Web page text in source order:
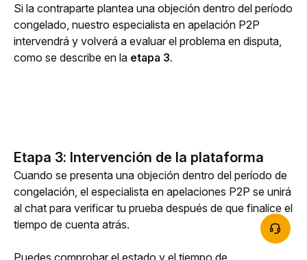
Si la contraparte plantea una objeción dentro del período
congelado, nuestro especialista en apelación P2P
intervendrá y volverá a evaluar el problema en disputa,
como se describe en la etapa 3.
Etapa 3: Intervención de la plataforma
Cuando se presenta una objeción dentro del período de
congelación, el especialista en apelaciones P2P se unirá
al chat para verificar tu prueba después de que finalice el
tiempo de cuenta atrás.
Puedes comprobar el estado y el tiempo de